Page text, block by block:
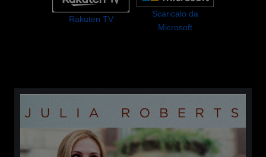
Rakuten TV
Scaricalo da
Microsoft